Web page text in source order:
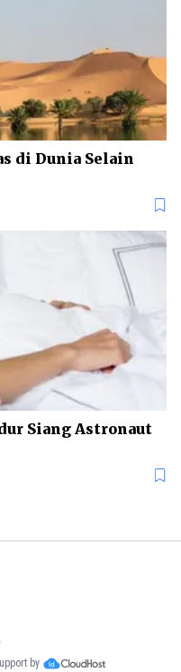
di Dunia Selain
Siang Astronaut
by